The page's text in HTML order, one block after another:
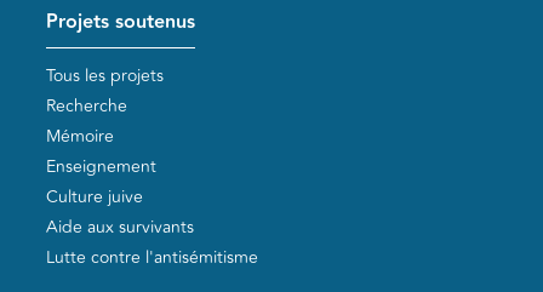
Projets soutenus
Tous les projets
Recherche
Mémoire
Enseignement
Culture juive
Aide aux survivants
Lutte contre l'antisémitisme